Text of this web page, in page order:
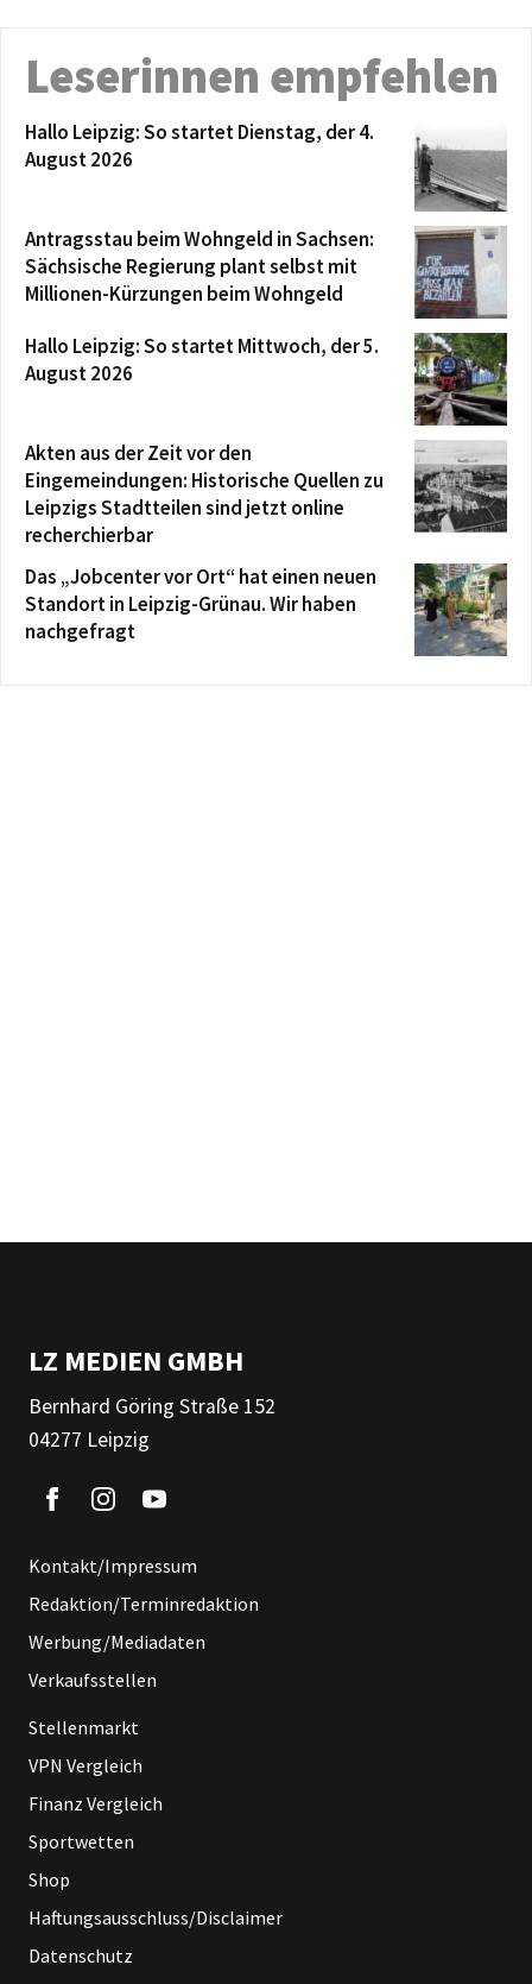
Leserinnen empfehlen
Hallo Leipzig: So startet Dienstag, der 4.
August 2026
Antragsstau beim Wohngeld in Sachsen:
Sächsische Regierung plant selbst mit
Millionen-Kürzungen beim Wohngeld
Hallo Leipzig: So startet Mittwoch, der 5.
August 2026
Akten aus der Zeit vor den
Eingemeindungen: Historische Quellen zu
Leipzigs Stadtteilen sind jetzt online
recherchierbar
Das „Jobcenter vor Ort“ hat einen neuen
Standort in Leipzig-Grünau. Wir haben
nachgefragt
LZ MEDIEN GMBH
Bernhard Göring Straße 152
04277 Leipzig
Kontakt/Impressum
Redaktion/Terminredaktion
Werbung/Mediadaten
Verkaufsstellen
Stellenmarkt
VPN Vergleich
Finanz Vergleich
Sportwetten
Shop
Haftungsausschluss/Disclaimer
Datenschutz